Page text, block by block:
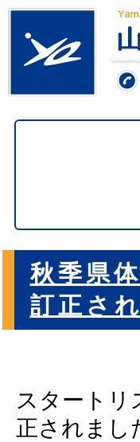
秋季県
訂正さ
スタートリ
正されまし